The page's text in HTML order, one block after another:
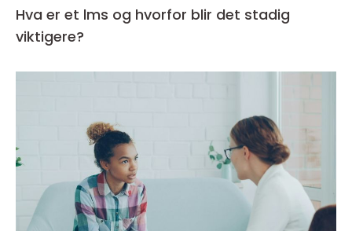
Hva er et lms og hvorfor blir det stadig
viktigere?